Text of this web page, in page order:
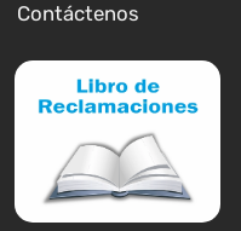
Contáctenos